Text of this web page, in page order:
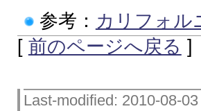
参考： カリフォル
[ 前のページへ戻る ]
Last-modified: 2010-08-